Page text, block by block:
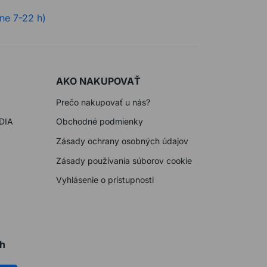
7-22 h)
AKO NAKUPOVAŤ
Prečo nakupovať u nás?
Obchodné podmienky
Zásady ochrany osobných údajov
Zásady používania súborov cookie
Vyhlásenie o prístupnosti